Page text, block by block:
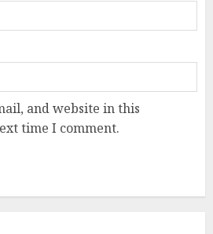
and website in this
time I comment.